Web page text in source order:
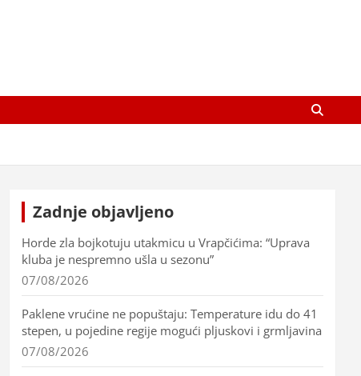
Zadnje objavljeno
Horde zla bojkotuju utakmicu u Vrapčićima: “Uprava
kluba je nespremno ušla u sezonu”
07/08/2026
Paklene vrućine ne popuštaju: Temperature idu do 41
stepen, u pojedine regije mogući pljuskovi i grmljavina
07/08/2026